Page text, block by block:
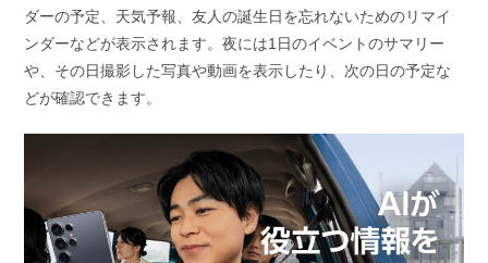
ダーの予定、天気予報、友人の誕生日を忘れないためのリマイ
ンダーなどが表示されます。夜には1日のイベントのサマリー
や、その日撮影した写真や動画を表示したり、次の日の予定な
どが確認できます。